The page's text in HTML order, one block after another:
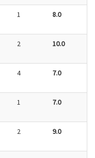
1 8.0
2 10.0
4 7.0
1 7.0
2 9.0